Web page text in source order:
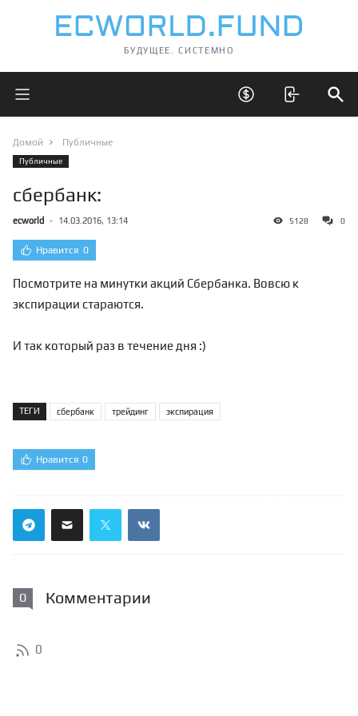
БУДУЩЕЕ. СИСТЕМНО
Открыть главное меню Открыть скрытые
Домой Публичные
Публичные
сбербанк:
ecworld - 14.03.2016, 13:14 5128 0
Нравится 0
Посмотрите на минутки акций Сбербанка. Вовсю к
экспирации стараются.
И так который раз в течение дня :)
ТЕГИ сбербанк трейдинг экспирация
Нравится 0
0 Комментарии
0